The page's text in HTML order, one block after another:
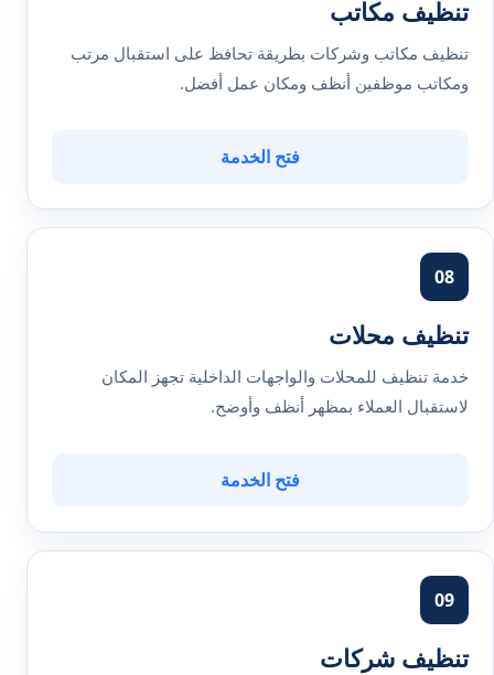
تنظيف مكاتب
تنظيف مكاتب وشركات بطريقة تحافظ على استقبال مرتب
ومكاتب موظفين أنظف ومكان عمل أفضل.
فتح الخدمة
08
تنظيف محلات
خدمة تنظيف للمحلات والواجهات الداخلية تجهز المكان
لاستقبال العملاء بمظهر أنظف وأوضح.
فتح الخدمة
09
تنظيف شركات